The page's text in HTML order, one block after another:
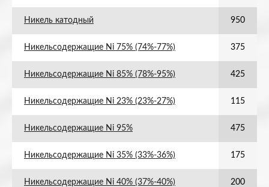
Никель катодный 950
Никельсодержащие Ni 75% (74%-77%) 375
Никельсодержащие Ni 85% (78%-95%) 425
Никельсодержащие Ni 23% (23%-27%) 115
Никельсодержащие Ni 95% 475
Никельсодержащие Ni 35% (33%-36%) 175
Никельсодержащие Ni 40% (37%-40%) 200